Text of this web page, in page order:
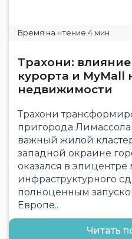
Трахони:
курорта и MyMall
недвижимости
Трахони
пригорода Лимассола
важный жилой
западной окраине
оказался в эпицентре
инфраструктурного
полноценным
Европе..
Читать